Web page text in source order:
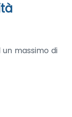
massimo di